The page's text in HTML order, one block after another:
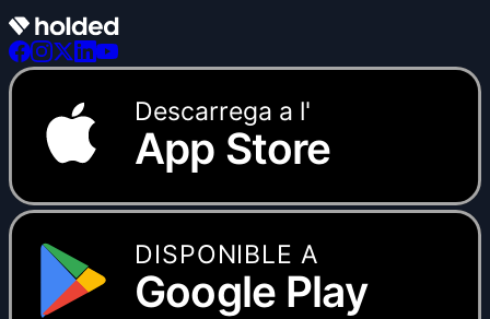
Descarrega a l'
App Store
DISPONIBLE A
Google Play